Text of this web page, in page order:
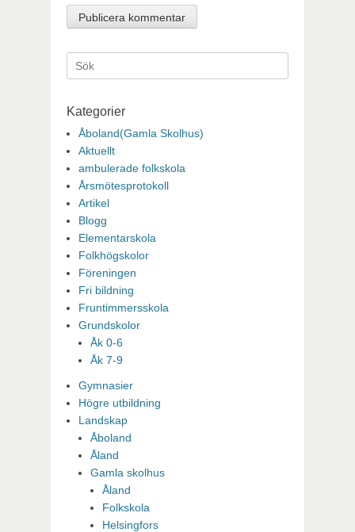
Sök
efter:
Kategorier
Åboland(Gamla Skolhus)
Aktuellt
ambulerade folkskola
Årsmötesprotokoll
Artikel
Blogg
Elementarskola
Folkhögskolor
Föreningen
Fri bildning
Fruntimmersskola
Grundskolor
Åk 0-6
Åk 7-9
Gymnasier
Högre utbildning
Landskap
Åboland
Åland
Gamla skolhus
Åland
Folkskola
Helsingfors